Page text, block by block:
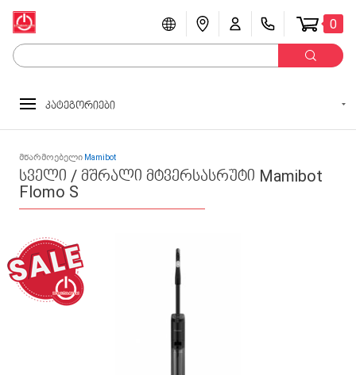
0
კატეგორიები
მწარმოებელი Mamibot
სველი / მშრალი მტვერსასრუტი Mamibot
Flomo S